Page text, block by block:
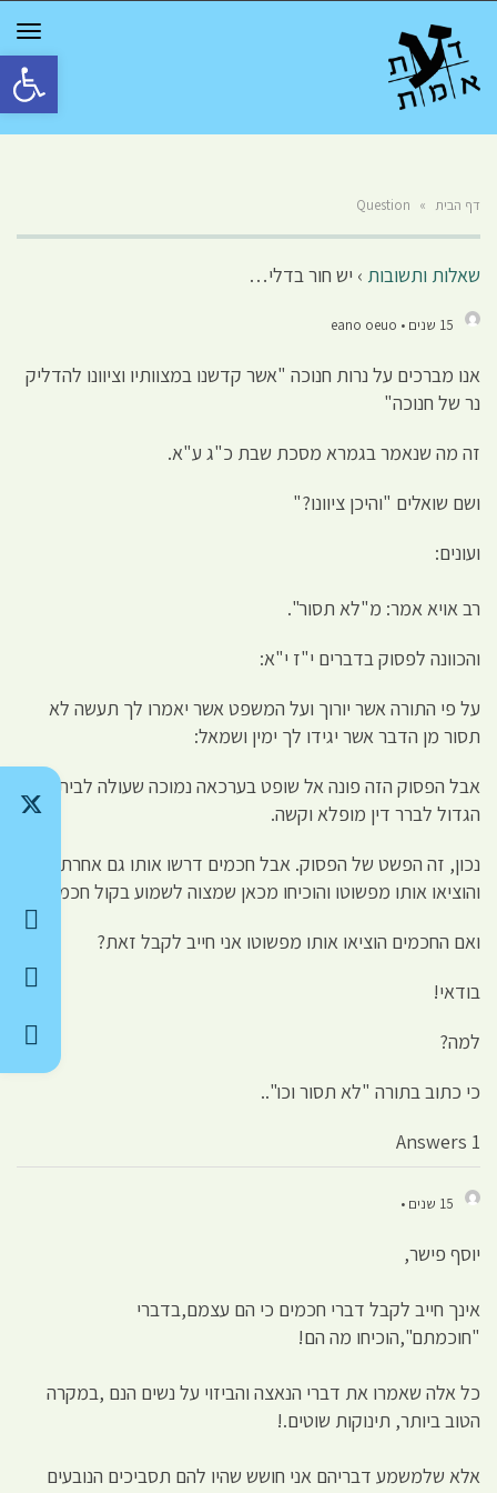
פתח
דף הבית »
Question
שאלות ותשובות › יש חור בדלי…
15 שנים • eano oeuo
אנו מברכים על נרות חנוכה "אשר קדשנו במצוותיו וציוונו להדליק
נר של חנוכה"
זה מה שנאמר בגמרא מסכת שבת כ"ג ע"א.
ושם שואלים "והיכן ציוונו?"
ועונים:
רב אויא אמר: מ"לא תסור".
והכוונה לפסוק בדברים י"ז י"א:
על פי התורה אשר יורוך ועל המשפט אשר יאמרו לך תעשה לא
תסור מן הדבר אשר יגידו לך ימין ושמאל:
אבל הפסוק הזה פונה אל שופט בערכאה נמוכה שעולה לבית הדין
הגדול לברר דין מופלא וקשה.
נכון, זה הפשט של הפסוק. אבל חכמים דרשו אותו גם אחרת
והוציאו אותו מפשוטו והוכיחו מכאן שמצוה לשמוע בקול חכמים.
ואם החכמים הוציאו אותו מפשוטו אני חייב לקבל זאת?
בודאי!
למה?
כי כתוב בתורה "לא תסור וכו"..
1 Answers
15 שנים •
יוסף פישר,
אינך חייב לקבל דברי חכמים כי הם עצמם,בדברי
"חוכמתם",הוכיחו מה הם!
כל אלה שאמרו את דברי הנאצה והביזוי על נשים הנם ,במקרה
הטוב ביותר, תינוקות שוטים.!
אלא שלמשמע דבריהם אני חושש שהיו להם תסביכים הנובעים